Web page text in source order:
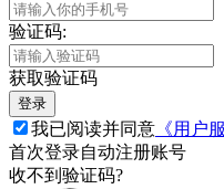
验证码:
获取验证码
登录
我已阅读并同意 《用户
首次登录自动注册账号
收不到验证码?